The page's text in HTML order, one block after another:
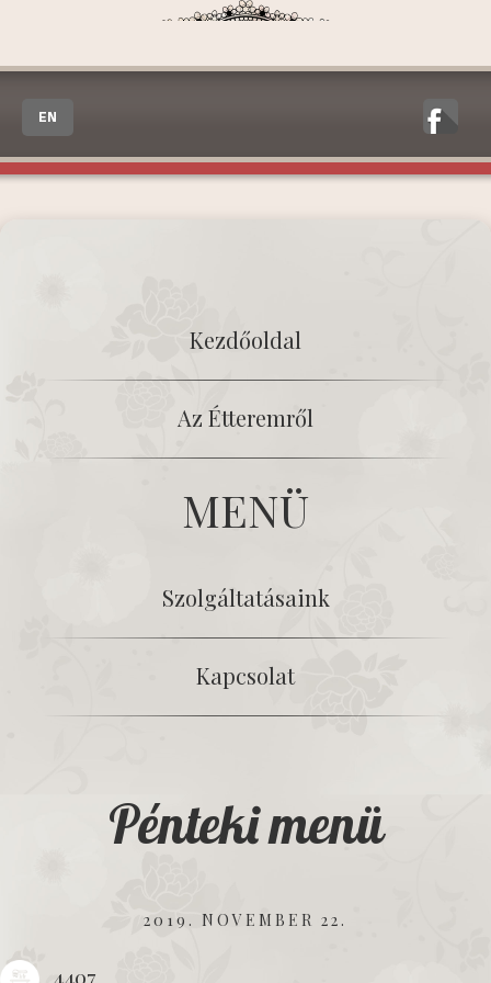
EN
Kezdőoldal
Az Étteremről
MENÜ
Szolgáltatásaink
Kapcsolat
Pénteki menü
2019. NOVEMBER 22.
4407